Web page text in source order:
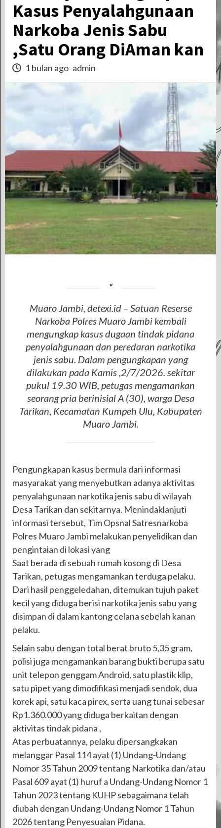
Kasus Penyalahgunaan
Narkoba Jenis Sabu
,Satu Orang DiAman kan
1 bulan ago admin
Muaro Jambi, detexi.id – Satuan Reserse
Narkoba Polres Muaro Jambi kembali
mengungkap kasus dugaan tindak pidana
penyalahgunaan dan peredaran narkotika
jenis sabu. Dalam pengungkapan yang
dilakukan pada Kamis ,2/7/2026. sekitar
pukul 19.30 WIB, petugas mengamankan
seorang pria berinisial A (30), warga Desa
Tarikan, Kecamatan Kumpeh Ulu, Kabupaten
Muaro Jambi.
Pengungkapan kasus bermula dari informasi
masyarakat yang menyebutkan adanya aktivitas
penyalahgunaan narkotika jenis sabu di wilayah
Desa Tarikan dan sekitarnya. Menindaklanjuti
informasi tersebut, Tim Opsnal Satresnarkoba
Polres Muaro Jambi melakukan penyelidikan dan
pengintaian di lokasi yang
Saat berada di sebuah rumah kosong di Desa
Tarikan, petugas mengamankan terduga pelaku.
Dari hasil penggeledahan, ditemukan tujuh paket
kecil yang diduga berisi narkotika jenis sabu yang
disimpan di dalam kantong celana sebelah kanan
pelaku.
Selain sabu dengan total berat bruto 5,35 gram,
polisi juga mengamankan barang bukti berupa satu
unit telepon genggam Android, satu plastik klip,
satu pipet yang dimodifikasi menjadi sendok, dua
korek api, satu kaca pirex, serta uang tunai sebesar
Rp1.360.000 yang diduga berkaitan dengan
aktivitas tindak pidana ,
Atas perbuatannya, pelaku dipersangkakan
melanggar Pasal 114 ayat (1) Undang-Undang
Nomor 35 Tahun 2009 tentang Narkotika dan/atau
Pasal 609 ayat (1) huruf a Undang-Undang Nomor 1
Tahun 2023 tentang KUHP sebagaimana telah
diubah dengan Undang-Undang Nomor 1 Tahun
2026 tentang Penyesuaian Pidana.